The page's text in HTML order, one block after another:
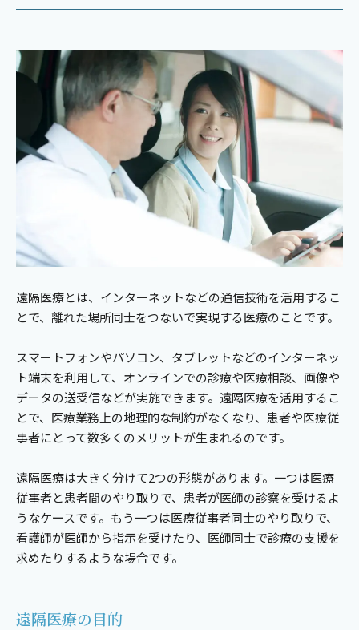
遠隔医療とは、インターネットなどの通信技術を活用するこ
とで、離れた場所同士をつないで実現する医療のことです。
スマートフォンやパソコン、タブレットなどのインターネッ
ト端末を利用して、オンラインでの診療や医療相談、画像や
データの送受信などが実施できます。遠隔医療を活用するこ
とで、医療業務上の地理的な制約がなくなり、患者や医療従
事者にとって数多くのメリットが生まれるのです。
遠隔医療は大きく分けて2つの形態があります。一つは医療
従事者と患者間のやり取りで、患者が医師の診察を受けるよ
うなケースです。もう一つは医療従事者同士のやり取りで、
看護師が医師から指示を受けたり、医師同士で診療の支援を
求めたりするような場合です。
遠隔医療の目的